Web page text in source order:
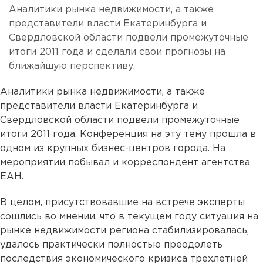
Аналитики рынка недвижимости, а также
представители власти Екатеринбурга и
Свердловской области подвели промежуточные
итоги 2011 года и сделали свои прогнозы на
ближайшую перспективу.
Аналитики рынка недвижимости, а также
представители власти Екатеринбурга и
Свердловской области подвели промежуточные
итоги 2011 года. Конференция на эту тему прошла в
одном из крупных бизнес-центров города. На
мероприятии побывал и корреспондент агентства
ЕАН.
В целом, присутствовавшие на встрече эксперты
сошлись во мнении, что в текущем году ситуация на
рынке недвижимости региона стабилизировалась,
удалось практически полностью преодолеть
последствия экономического кризиса трехлетней